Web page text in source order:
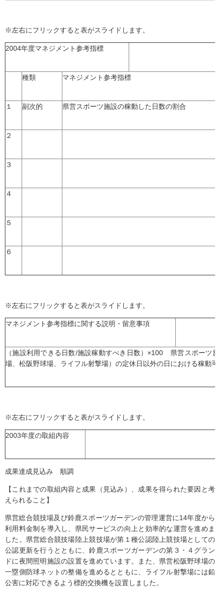
※左右にフリックすると表がスライドします。
2004年度マネジメント参考指標
種類 マネジメント参考指標
１ 副次的 県営スポーツ施設の稼動した日数の割合
２
３
４
５
６
※左右にフリックすると表がスライドします。
マネジメント参考指標に関する説明・留意事項
（施設利用できる日数/施設稼動すべき日数）×100 県営スポーツ
場、松阪野球場、ライフル射撃場）の定休日以外の日における稼動
※左右にフリックすると表がスライドします。
2003年度の取組内容
成果達成見込み 順調
【これまでの取組内容と成果（見込み）、成果を得られた要因と考
えられること】
県営総合競技場及び鈴鹿スポーツガーデンの管理運営に14年度から
利用料金制を導入し、県民サービスの向上と効率的な運営を進めま
した。県営総合競技場陸上競技場が第１種公認陸上競技場としての
公認更新を行うとともに、鈴鹿スポーツガーデンの第３・４グラン
ドに夜間照明施設の設置を進めています。また、県営松阪野球場の
一塁側防球ネットの整備を進めるとともに、ライフル射撃場には鉛
公害に対応できるよう標的交換機を設置しました。